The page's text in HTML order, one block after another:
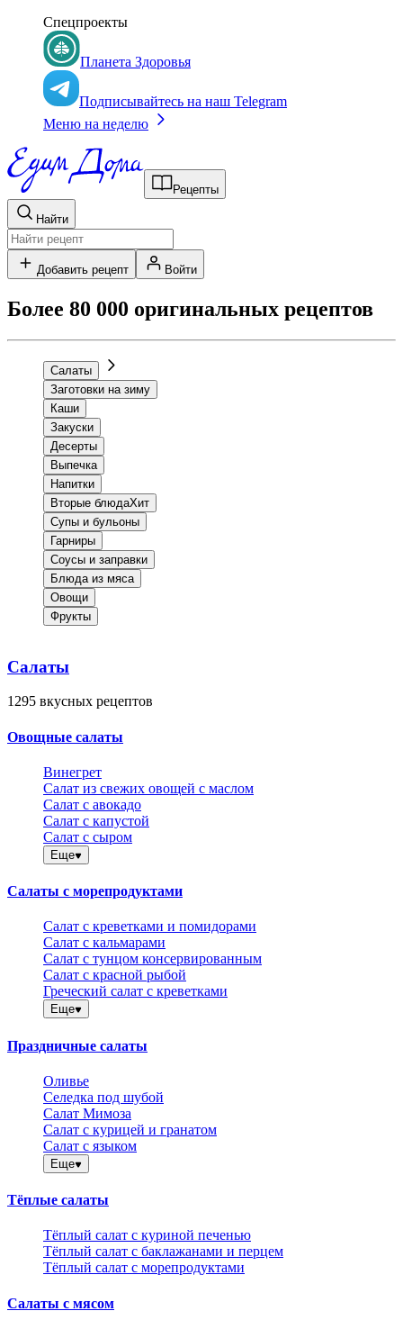
Спецпроекты
Планета Здоровья
Подписывайтесь на наш Telegram
Меню на неделю
Рецепты
Найти
Добавить рецепт Войти
Более 80 000 оригинальных рецептов
Салаты
Заготовки на зиму
Каши
Закуски
Десерты
Выпечка
Напитки
Вторые блюдаХит
Супы и бульоны
Гарниры
Соусы и заправки
Блюда из мяса
Овощи
Фрукты
Салаты
1295 вкусных рецептов
Овощные салаты
Винегрет
Салат из свежих овощей с маслом
Салат с авокадо
Салат с капустой
Салат с сыром
Еще
Салаты с морепродуктами
Салат с креветками и помидорами
Салат с кальмарами
Салат с тунцом консервированным
Салат с красной рыбой
Греческий салат с креветками
Еще
Праздничные салаты
Оливье
Селедка под шубой
Салат Мимоза
Салат с курицей и гранатом
Салат с языком
Еще
Тёплые салаты
Тёплый салат с куриной печенью
Тёплый салат с баклажанами и перцем
Тёплый салат с морепродуктами
Салаты с мясом